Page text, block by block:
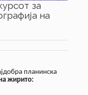
за
на
планинска
жирито: